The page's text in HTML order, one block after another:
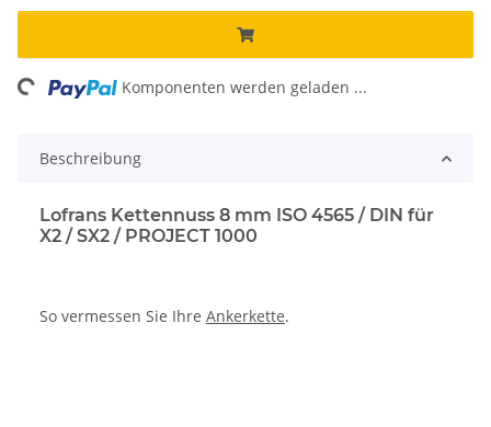
Komponenten werden geladen ...
Beschreibung
Lofrans Kettennuss 8 mm ISO 4565 / DIN für
X2 / SX2 / PROJECT 1000
So vermessen Sie Ihre Ankerkette.